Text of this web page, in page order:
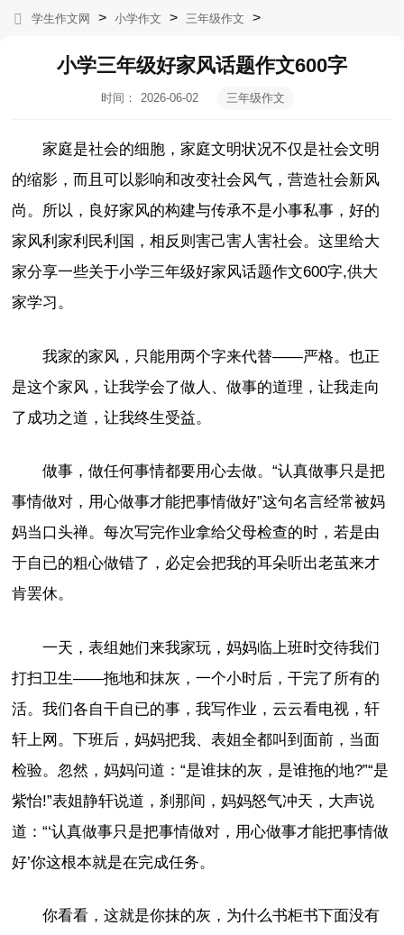
学生作文网 > 小学作文 > 三年级作文 >
小学三年级好家风话题作文600字
时间：
2026-06-02
三年级作文
家庭是社会的细胞，家庭文明状况不仅是社会文明
的缩影，而且可以影响和改变社会风气，营造社会新风
尚。所以，良好家风的构建与传承不是小事私事，好的
家风利家利民利国，相反则害己害人害社会。这里给大
家分享一些关于小学三年级好家风话题作文600字,供大
家学习。
我家的家风，只能用两个字来代替——严格。也正
是这个家风，让我学会了做人、做事的道理，让我走向
了成功之道，让我终生受益。
做事，做任何事情都要用心去做。“认真做事只是把
事情做对，用心做事才能把事情做好”这句名言经常被妈
妈当口头禅。每次写完作业拿给父母检查的时，若是由
于自已的粗心做错了，必定会把我的耳朵听出老茧来才
肯罢休。
一天，表组她们来我家玩，妈妈临上班时交待我们
打扫卫生——拖地和抹灰，一个小时后，干完了所有的
活。我们各自干自已的事，我写作业，云云看电视，轩
轩上网。下班后，妈妈把我、表姐全都叫到面前，当面
检验。忽然，妈妈问道：“是谁抹的灰，是谁拖的地?”“是
紫怡!”表姐静轩说道，刹那间，妈妈怒气冲天，大声说
道：“‘认真做事只是把事情做对，用心做事才能把事情做
好’你这根本就是在完成任务。
你看看，这就是你抹的灰，为什么书柜书下面没有